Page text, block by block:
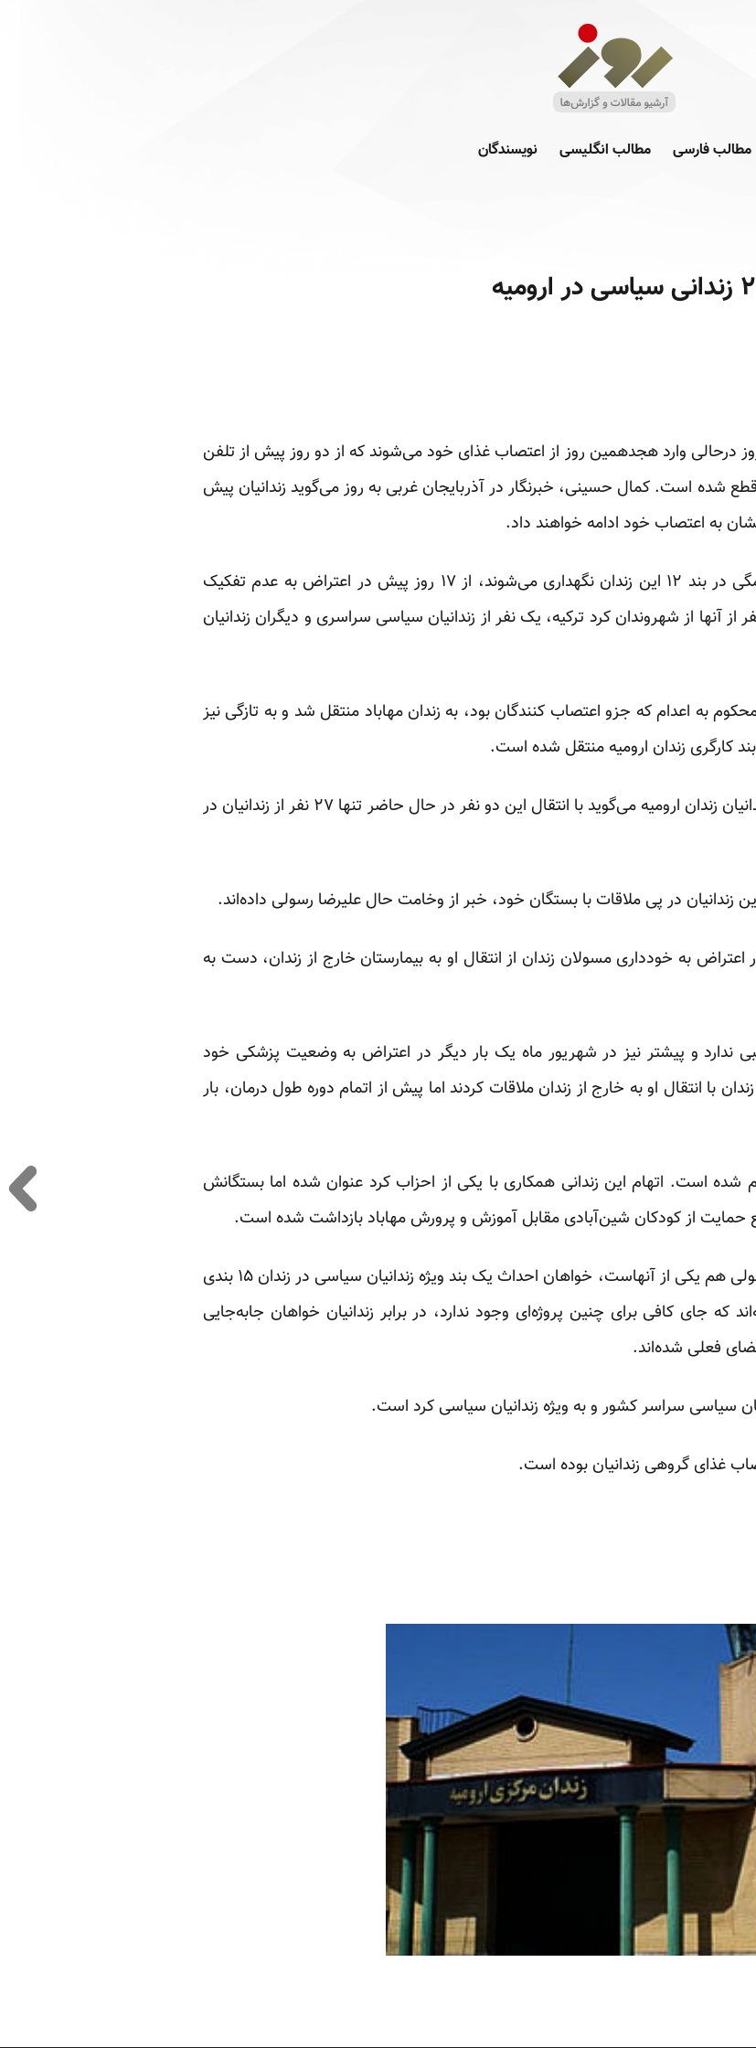
مطالب فارسی مطالب انگلیسی نویسندگان
درحالی وارد هجدهمین روز از اعتصاب غذای خود می‌شوند که از دو روز پیش از تلفن
شده است. کمال حسینی، خبرنگار در آذربایجان غربی به روز می‌گوید زندانیان پیش
به اعتصاب خود ادامه خواهند داد.
۲۹ از زندانیان سیاسی زندان ارومیه که همگی در بند ۱۲ این زندان نگهداری می‌شوند، از ۱۷ روز پیش در اعتراض به عدم تفکیک
آنها از شهروندان کرد ترکیه، یک نفر از زندانیان سیاسی سراسری و دیگران زندانیان
محکوم به اعدام که جزو اعتصاب کنندگان بود، به زندان مهاباد منتقل شد و به تازگی نیز
کارگری زندان ارومیه منتقل شده است.
کمال حسینی، خبرنگار مطلع از وضعیت زندانیان زندان ارومیه می‌گوید با انتقال این دو نفر در حال حاضر تنها ۲۷ نفر از زندانیان در
زندانیان در پی ملاقات با بستگان خود، خبر از وخامت حال علیرضا رسولی داده‌اند.
در اعتراض به خودداری مسولان زندان از انتقال او به بیمارستان خارج از زندان، دست به
ندارد و پیشتر نیز در شهریور ماه یک بار دیگر در اعتراض به وضعیت پزشکی خود
با انتقال او به خارج از زندان ملاقات کردند اما پیش از اتمام دوره طول درمان، بار
شده است. اتهام این زندانی همکاری با یکی از احزاب کرد عنوان شده اما بستگانش
حمایت از کودکان شینآبادی مقابل آموزش و پرورش مهاباد بازداشت شده است.
۲۷ اعتصاب کننده زندان ارومیه که آقای رسولی هم یکی از آنهاست، خواهان احداث یک بند ویژه زندانیان سیاسی در زندان ۱۵ بندی
که جای کافی برای چنین پروژه‌ای وجود ندارد، در برابر زندانیان خواهان جابه‌جایی
فعلی شده‌اند.
سیاسی سراسر کشور و به ویژه زندانیان سیاسی کرد است.
غذای گروهی زندانیان بوده است.